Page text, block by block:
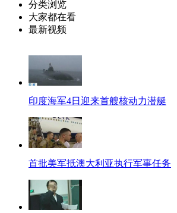
分类浏览
大家都在看
最新视频
印度海军4日迎来首艘核动力潜艇
首批美军抵澳大利亚执行军事任务